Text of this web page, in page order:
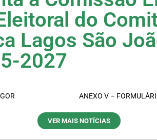
do
Lagos São
2027
VER MAIS NOTÍCIAS